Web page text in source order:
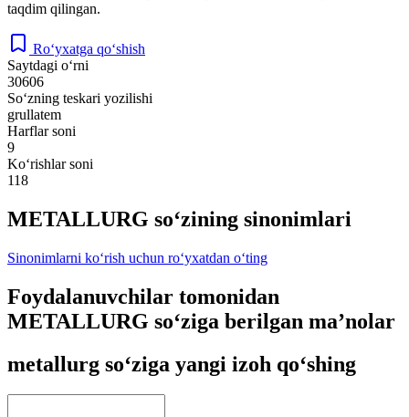
taqdim qilingan.
Ro‘yxatga qo‘shish
Saytdagi o‘rni
30606
So‘zning teskari yozilishi
grullatem
Harflar soni
9
Ko‘rishlar soni
118
METALLURG so‘zining sinonimlari
Sinonimlarni ko‘rish uchun ro‘yxatdan o‘ting
Foydalanuvchilar tomonidan
METALLURG so‘ziga berilgan ma’nolar
metallurg so‘ziga yangi izoh qo‘shing